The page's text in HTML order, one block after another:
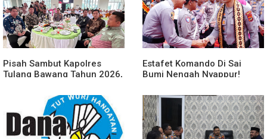
Pisah Sambut Kapolres
Tulang Bawang Tahun 2026,
Forkopimda untuk Menjaga
Stabilitas Daerah
Estafet Komando Di Sai
Bumi Nengah Nyappur!
Dan Penyerahan Tunggul
Kesatuan Polres Tulang
Bawang Berlangsung
Spektakuler